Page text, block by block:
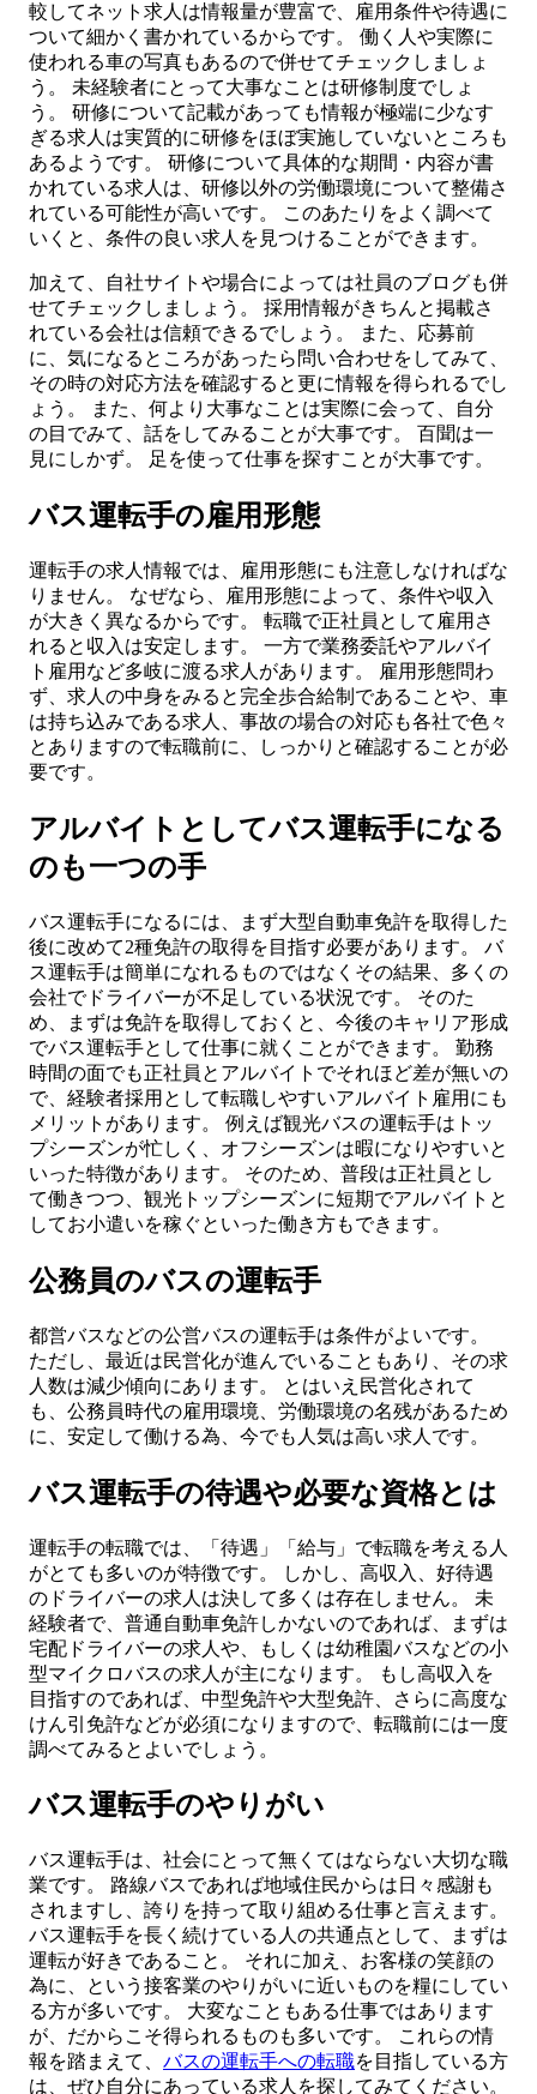
較してネット求人は情報量が豊富で、雇用条件や待遇に
ついて細かく書かれているからです。 働く人や実際に
使われる車の写真もあるので併せてチェックしましょ
う。 未経験者にとって大事なことは研修制度でしょ
う。 研修について記載があっても情報が極端に少なす
ぎる求人は実質的に研修をほぼ実施していないところも
あるようです。 研修について具体的な期間・内容が書
かれている求人は、研修以外の労働環境について整備さ
れている可能性が高いです。 このあたりをよく調べて
いくと、条件の良い求人を見つけることができます。
加えて、自社サイトや場合によっては社員のブログも併
せてチェックしましょう。 採用情報がきちんと掲載さ
れている会社は信頼できるでしょう。 また、応募前
に、気になるところがあったら問い合わせをしてみて、
その時の対応方法を確認すると更に情報を得られるでし
ょう。 また、何より大事なことは実際に会って、自分
の目でみて、話をしてみることが大事です。 百聞は一
見にしかず。 足を使って仕事を探すことが大事です。
バス運転手の雇用形態
運転手の求人情報では、雇用形態にも注意しなければな
りません。 なぜなら、雇用形態によって、条件や収入
が大きく異なるからです。 転職で正社員として雇用さ
れると収入は安定します。 一方で業務委託やアルバイ
ト雇用など多岐に渡る求人があります。 雇用形態問わ
ず、求人の中身をみると完全歩合給制であることや、車
は持ち込みである求人、事故の場合の対応も各社で色々
とありますので転職前に、しっかりと確認することが必
要です。
アルバイトとしてバス運転手になる
のも一つの手
バス運転手になるには、まず大型自動車免許を取得した
後に改めて2種免許の取得を目指す必要があります。 バ
ス運転手は簡単になれるものではなくその結果、多くの
会社でドライバーが不足している状況です。 そのた
め、まずは免許を取得しておくと、今後のキャリア形成
でバス運転手として仕事に就くことができます。 勤務
時間の面でも正社員とアルバイトでそれほど差が無いの
で、経験者採用として転職しやすいアルバイト雇用にも
メリットがあります。 例えば観光バスの運転手はトッ
プシーズンが忙しく、オフシーズンは暇になりやすいと
いった特徴があります。 そのため、普段は正社員とし
て働きつつ、観光トップシーズンに短期でアルバイトと
してお小遣いを稼ぐといった働き方もできます。
公務員のバスの運転手
都営バスなどの公営バスの運転手は条件がよいです。
ただし、最近は民営化が進んでいることもあり、その求
人数は減少傾向にあります。 とはいえ民営化されて
も、公務員時代の雇用環境、労働環境の名残があるため
に、安定して働ける為、今でも人気は高い求人です。
バス運転手の待遇や必要な資格とは
運転手の転職では、「待遇」「給与」で転職を考える人
がとても多いのが特徴です。 しかし、高収入、好待遇
のドライバーの求人は決して多くは存在しません。 未
経験者で、普通自動車免許しかないのであれば、まずは
宅配ドライバーの求人や、もしくは幼稚園バスなどの小
型マイクロバスの求人が主になります。 もし高収入を
目指すのであれば、中型免許や大型免許、さらに高度な
けん引免許などが必須になりますので、転職前には一度
調べてみるとよいでしょう。
バス運転手のやりがい
バス運転手は、社会にとって無くてはならない大切な職
業です。 路線バスであれば地域住民からは日々感謝も
されますし、誇りを持って取り組める仕事と言えます。
バス運転手を長く続けている人の共通点として、まずは
運転が好きであること。 それに加え、お客様の笑顔の
為に、という接客業のやりがいに近いものを糧にしてい
る方が多いです。 大変なこともある仕事ではあります
が、だからこそ得られるものも多いです。 これらの情
報を踏まえて、 バスの運転手への転職を目指している方
は、ぜひ自分にあっている求人を探してみてください。